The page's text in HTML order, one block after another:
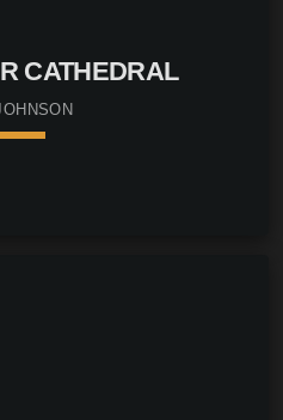
CATHEDRAL